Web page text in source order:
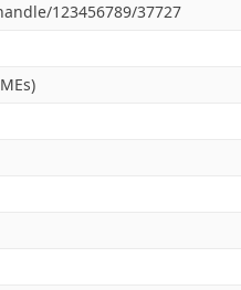
123456789/37727